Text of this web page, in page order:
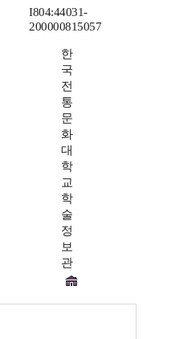
I804:44031-
200000815057
한
국
전
통
문
화
대
학
교
학
술
정
보
관